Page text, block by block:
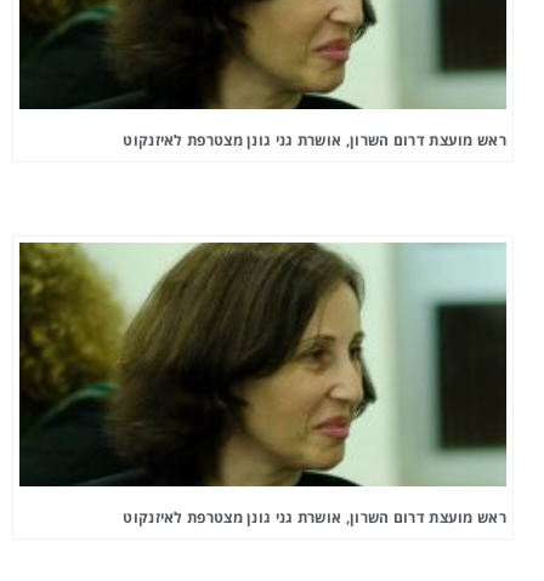
ראש מועצת דרום השרון, אושרת גני גונן מצטרפת לאיזנקוט
ראש מועצת דרום השרון, אושרת גני גונן מצטרפת לאיזנקוט